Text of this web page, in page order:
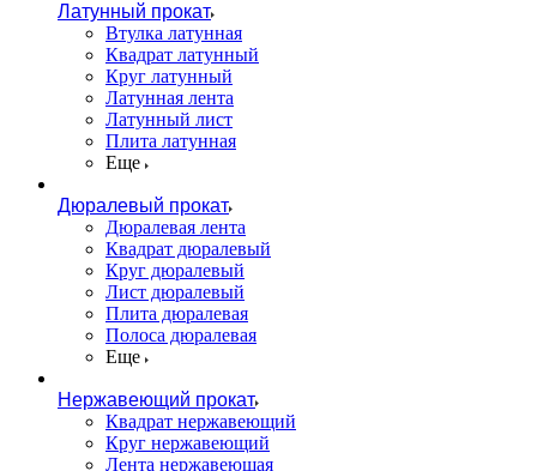
Латунный прокат
Втулка латунная
Квадрат латунный
Круг латунный
Латунная лента
Латунный лист
Плита латунная
Еще
Дюралевый прокат
Дюралевая лента
Квадрат дюралевый
Круг дюралевый
Лист дюралевый
Плита дюралевая
Полоса дюралевая
Еще
Нержавеющий прокат
Квадрат нержавеющий
Круг нержавеющий
Лента нержавеющая